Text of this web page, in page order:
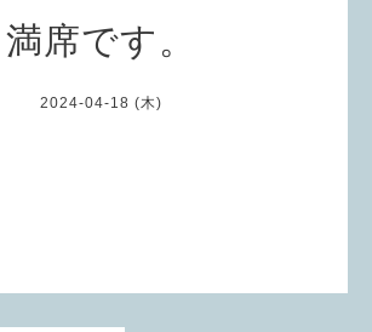
満席です。
2024-04-18 (木)